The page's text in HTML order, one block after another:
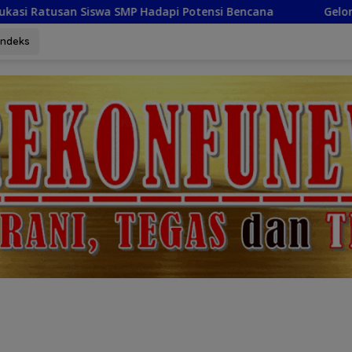
Potensi Bencana Gelorakan Semangat